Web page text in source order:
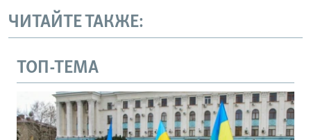
ЧИТАЙТЕ ТАКЖЕ:
ТОП-ТЕМА